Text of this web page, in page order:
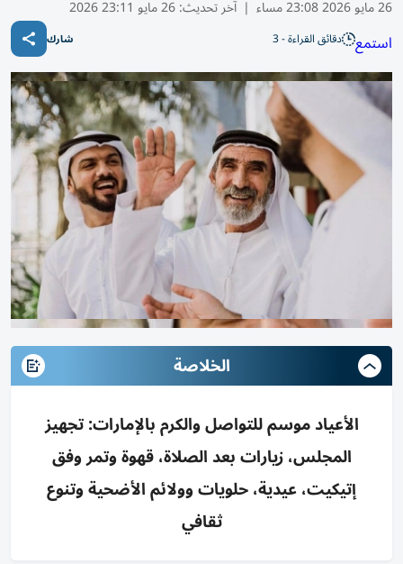
26 مايو 2026 23:08 مساء | آخر تحديث:26 مايو 23:11 2026
استمع دقائق القراءة - 3 شارك
الخلاصة
الأعياد موسم للتواصل والكرم بالإمارات: تجهيز
المجلس، زيارات بعد الصلاة، قهوة وتمر وفق
إتيكيت، عيدية، حلويات وولائم الأضحية وتنوع
ثقافي